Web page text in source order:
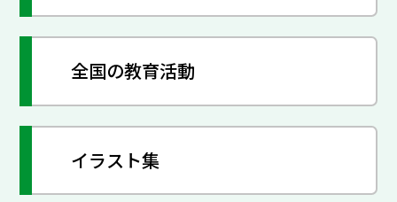
全国の教育活動
イラスト集